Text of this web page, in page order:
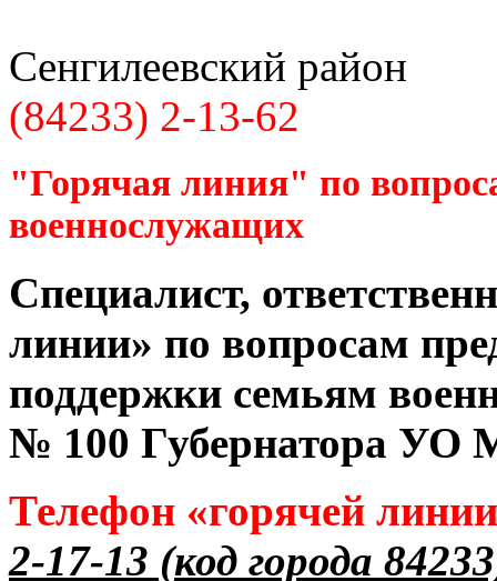
Сенгилеевский район
(84233) 2-13-62
"Горячая линия" по
военнослужащих
Специалист,
линии» по вопросам
поддержки семьям
№ 100 Губернатора УО
Телефон «горячей
2-17-13 (код города